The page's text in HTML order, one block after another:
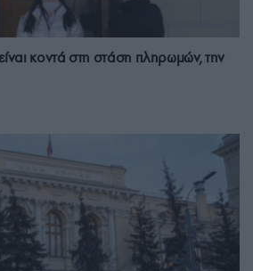
κοντά στη στάση πληρωμών, την